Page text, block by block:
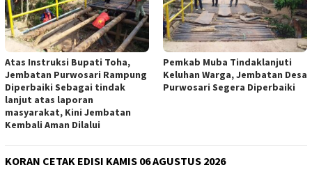
Atas Instruksi Bupati Toha,
Jembatan Purwosari Rampung
Diperbaiki Sebagai tindak
lanjut atas laporan
masyarakat, Kini Jembatan
Kembali Aman Dilalui
Pemkab Muba Tindaklanjuti
Keluhan Warga, Jembatan Desa
Purwosari Segera Diperbaiki
KORAN CETAK EDISI KAMIS 06 AGUSTUS 2026